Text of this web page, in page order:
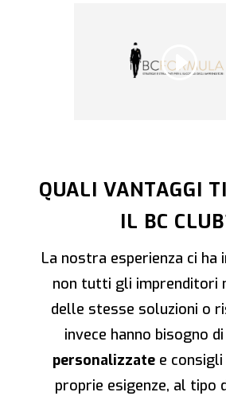
QUALI VANTAGGI
IL BC
La nostra esperienza ci ha
non tutti gli imprenditori
delle stesse soluzioni o
invece hanno bisogno di
personalizzate e
proprie esigenze, al tipo